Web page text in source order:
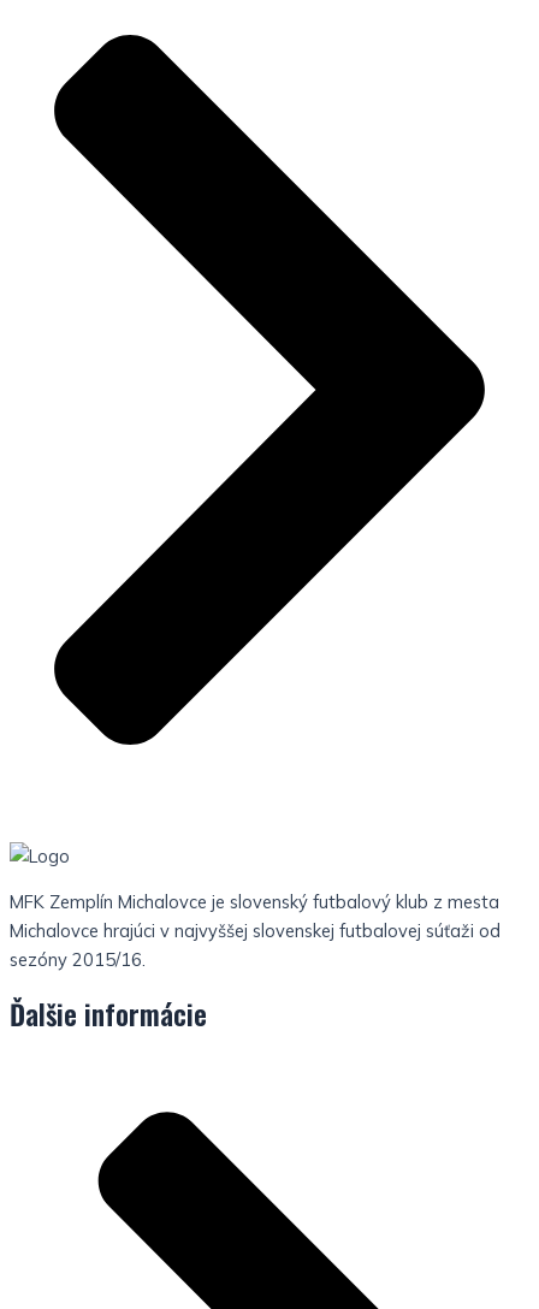
MFK Zemplín Michalovce je slovenský futbalový klub z mesta
Michalovce hrajúci v najvyššej slovenskej futbalovej súťaži od
sezóny 2015/16.
Ďalšie informácie